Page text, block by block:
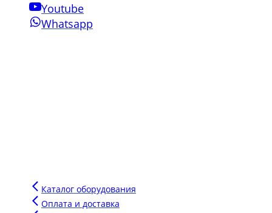
Youtube
Whatsapp
Каталог оборудования
Оплата и доставка